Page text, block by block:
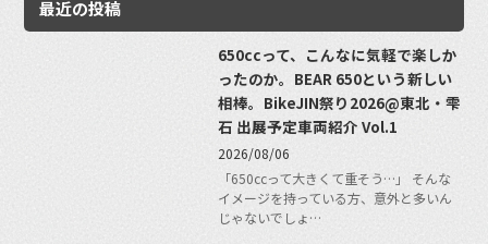
最近の投稿
650ccって、こんなに気軽で楽しか
ったのか。BEAR 650という新しい
相棒。BikeJIN祭り2026@東北・雫
石 出展予定車両紹介 Vol.1
2026/08/06
「650ccって大きくて重そう…」 そんな
イメージを持っている方、意外と多いん
じゃないでしょ…